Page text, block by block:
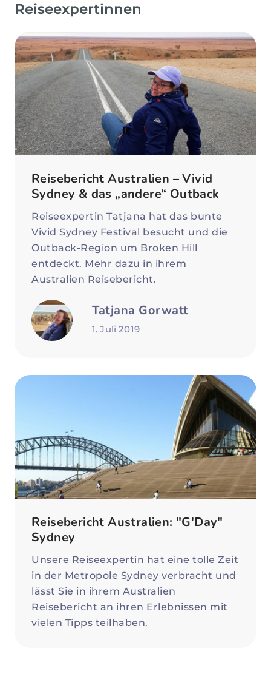
Reiseexpertinnen
Reisebericht Australien – Vivid
Sydney & das „andere“ Outback
Reiseexpertin Tatjana hat das bunte
Vivid Sydney Festival besucht und die
Outback-Region um Broken Hill
entdeckt. Mehr dazu in ihrem
Australien Reisebericht.
Tatjana Gorwatt
1. Juli 2019
Reisebericht Australien: "G'Day"
Sydney
Unsere Reiseexpertin hat eine tolle Zeit
in der Metropole Sydney verbracht und
lässt Sie in ihrem Australien
Reisebericht an ihren Erlebnissen mit
vielen Tipps teilhaben.